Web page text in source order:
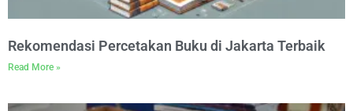
Rekomendasi Percetakan Buku di Jakarta Terbaik
Read More »